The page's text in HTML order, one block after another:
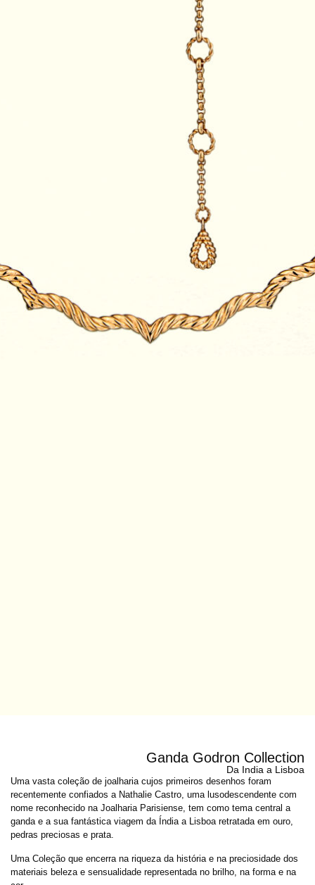
Ganda Godron Collection
Da India a Lisboa
Uma vasta coleção de joalharia cujos primeiros desenhos foram
recentemente confiados a Nathalie Castro, uma lusodescendente com
nome reconhecido na Joalharia Parisiense, tem como tema central a
ganda e a sua fantástica viagem da Índia a Lisboa retratada em ouro,
pedras preciosas e prata.
Uma Coleção que encerra na riqueza da história e na preciosidade dos
materiais beleza e sensualidade representada no brilho, na forma e na